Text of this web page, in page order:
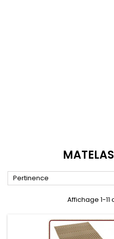
Pertinence
Affichage 1-11